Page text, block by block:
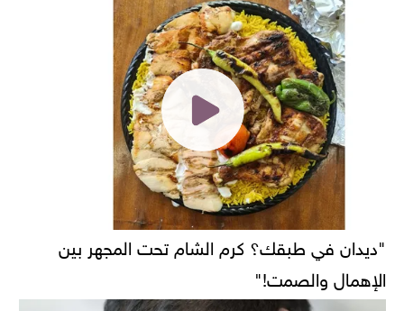
"ديدان في طبقك؟ كرم الشام تحت المجهر بين
الإهمال والصمت!"